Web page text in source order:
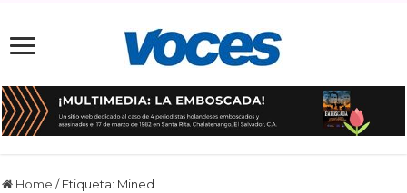
Home / Etiqueta: Mined